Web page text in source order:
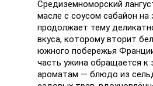
Средиземноморский
масле с соусом сабайон на
продолжает тему
вкуса, которому вторит
южного побережья
часть ужина обращается к
ароматам — блюдо из